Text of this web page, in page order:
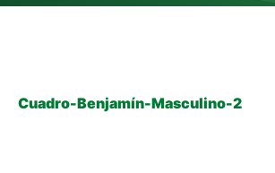
Cuadro-Benjamín-Masculino-2